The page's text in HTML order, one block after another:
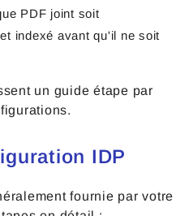
PDF joint soit
indexé avant qu'il ne soit
un guide étape par
IDP
fournie par votre